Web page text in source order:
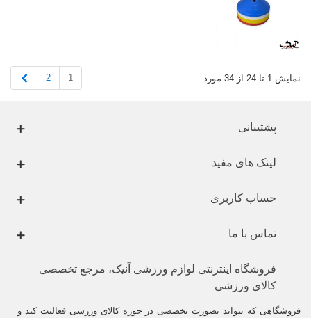
نمایش 1 تا 24 از 34 مورد 1
2
پشتیبانی
لینک های مفید
حساب کاربری
تماس با ما
فروشگاه اینترنتی لوازم ورزشی آنیک، مرجع تخصصی
کالای ورزشی
فروشگاهی که بتواند بصورت تخصصی در حوزه کالای ورزشی فعالیت کند و